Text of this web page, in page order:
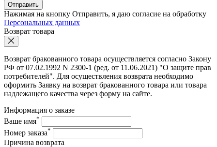
Отправить
Нажимая на кнопку Отправить, я даю согласие на обработку
Персональных данных
Возврат товара
Возврат бракованного товара осуществляется согласно Закону
РФ от 07.02.1992 N 2300-1 (ред. от 11.06.2021) "О защите прав
потребителей". Для осуществления возврата необходимо
оформить Заявку на возврат бракованного товара или товара
надлежащего качества через форму на сайте.
Информация о заказе
Ваше имя*
Номер заказа*
Причина возврата